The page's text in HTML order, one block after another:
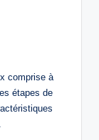
comprise à
étapes de